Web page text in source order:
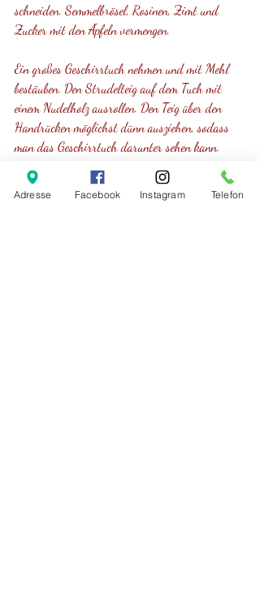
schneiden. Semmelbrösel, Rosinen, Zimt und
Zucker mit den Äpfeln vermengen.
Ein großes Geschirrtuch nehmen und mit Mehl
bestäuben. Den Strudelteig auf dem Tuch mit
einem Nudelholz ausrollen. Den Teig über den
Handrücken möglichst dünn ausziehen, sodass
man das Geschirrtuch darunter sehen kann.
Nun die Masse auf den Teig geben und ca. 5cm
vom Rand frei lassen. Die Ränder mit
Adresse Facebook Instagram Telefon